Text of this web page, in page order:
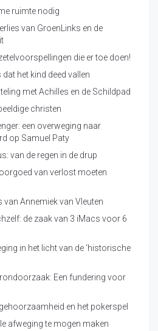
ruimte nodig
van GroenLinks en de
die er toe doen!
het kind deed vallen
met Achilles en de Schildpad
christen
een overweging naar
op Samuel Paty
van de regen in de drup
van verlost moeten
van Annemiek van Vleuten
de zaak van 3 iMacs voor 6
in het licht van de ‘historische
Een fundering voor
en het pokerspel
afweging te mogen maken